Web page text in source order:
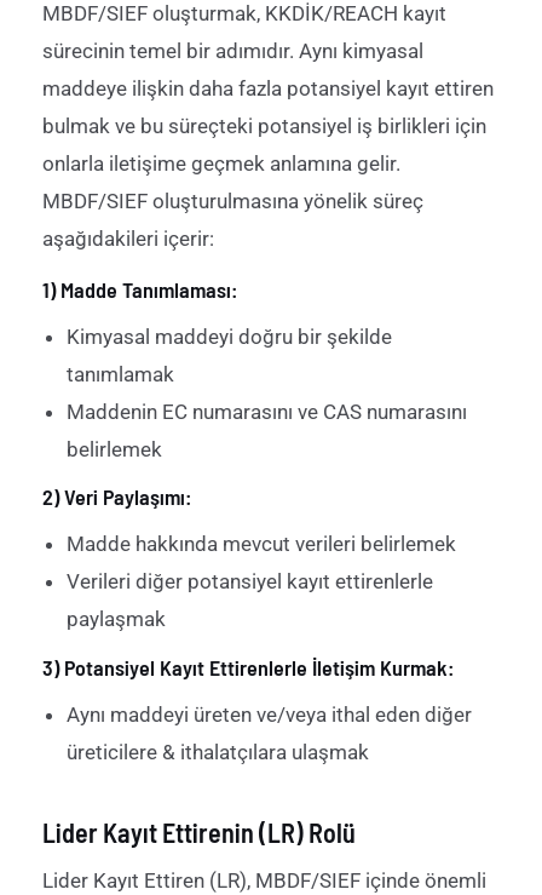
MBDF/SIEF oluşturmak, KKDİK/REACH kayıt
sürecinin temel bir adımıdır. Aynı kimyasal
maddeye ilişkin daha fazla potansiyel kayıt ettiren
bulmak ve bu süreçteki potansiyel iş birlikleri için
onlarla iletişime geçmek anlamına gelir.
MBDF/SIEF oluşturulmasına yönelik süreç
aşağıdakileri içerir:
1) Madde Tanımlaması:
Kimyasal maddeyi doğru bir şekilde
tanımlamak
Maddenin EC numarasını ve CAS numarasını
belirlemek
2) Veri Paylaşımı:
Madde hakkında mevcut verileri belirlemek
Verileri diğer potansiyel kayıt ettirenlerle
paylaşmak
3) Potansiyel Kayıt Ettirenlerle İletişim Kurmak:
Aynı maddeyi üreten ve/veya ithal eden diğer
üreticilere & ithalatçılara ulaşmak
Lider Kayıt Ettirenin (LR) Rolü
Lider Kayıt Ettiren (LR), MBDF/SIEF içinde önemli